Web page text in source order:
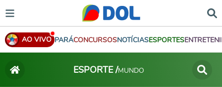
AO VIVO PARÁCONCURSOSNOTÍCIASESPORTES
ESPORTE /MUNDO